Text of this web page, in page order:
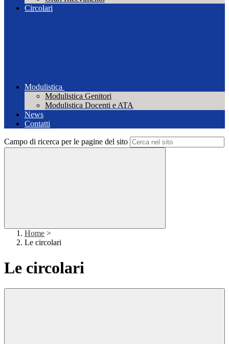
Circolari
Modulistica
Modulistica Genitori
Modulistica Docenti e ATA
News
Contatti
Campo di ricerca per le pagine del sito
Home >
Le circolari
Le circolari